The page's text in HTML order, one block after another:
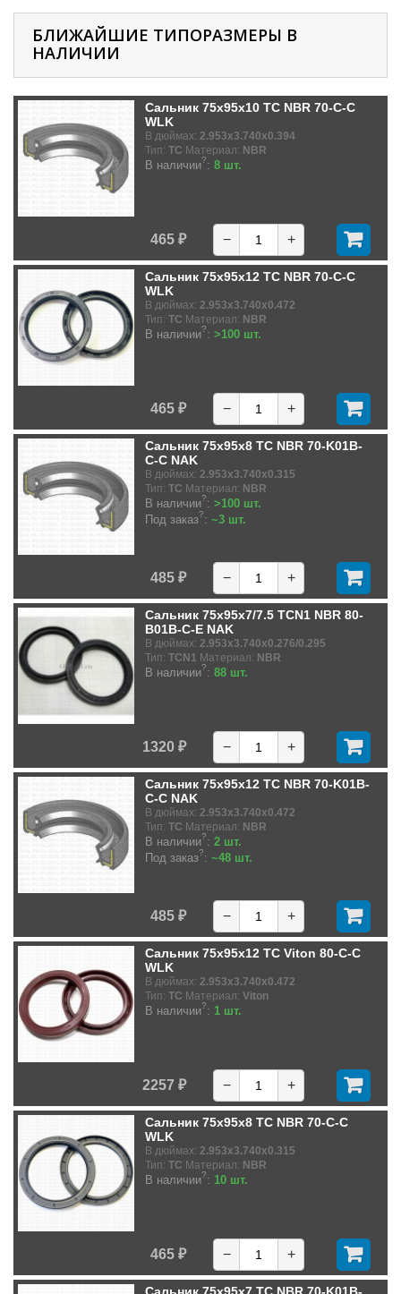
БЛИЖАЙШИЕ ТИПОРАЗМЕРЫ В
НАЛИЧИИ
Сальник 75x95x10 TC NBR 70-C-C
WLK
В дюймах: 2.953x3.740x0.394
Тип: TC Материал: NBR
В наличии?: 8 шт.
465 ₽ − +
Сальник 75x95x12 TC NBR 70-C-C
WLK
В дюймах: 2.953x3.740x0.472
Тип: TC Материал: NBR
В наличии?: >100 шт.
465 ₽ − +
Сальник 75x95x8 TC NBR 70-K01B-
C-C NAK
В дюймах: 2.953x3.740x0.315
Тип: TC Материал: NBR
В наличии?: >100 шт.
Под заказ?: ~3 шт.
485 ₽ − +
Сальник 75x95x7/7.5 TCN1 NBR 80-
B01B-C-E NAK
В дюймах: 2.953x3.740x0.276/0.295
Тип: TCN1 Материал: NBR
В наличии?: 88 шт.
1320 ₽ − +
Сальник 75x95x12 TC NBR 70-K01B-
C-C NAK
В дюймах: 2.953x3.740x0.472
Тип: TC Материал: NBR
В наличии?: 2 шт.
Под заказ?: ~48 шт.
485 ₽ − +
Сальник 75x95x12 TC Viton 80-C-C
WLK
В дюймах: 2.953x3.740x0.472
Тип: TC Материал: Viton
В наличии?: 1 шт.
2257 ₽ − +
Сальник 75x95x8 TC NBR 70-C-C
WLK
В дюймах: 2.953x3.740x0.315
Тип: TC Материал: NBR
В наличии?: 10 шт.
465 ₽ − +